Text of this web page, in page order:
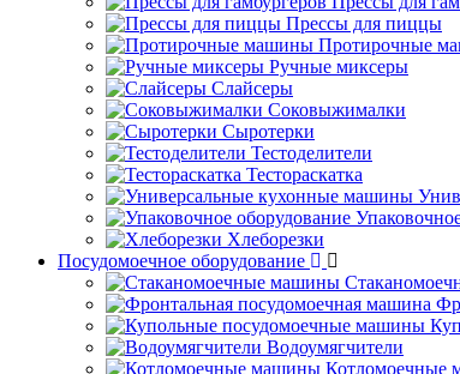
Прессы для пиццы
Протирочные
Ручные миксеры
Слайсеры
Соковыжималки
Сыротерки
Тестоделители
Тестораскатка
Хлеборезки
Посудомоечное оборудование
Водоумягчители
Котломоечные